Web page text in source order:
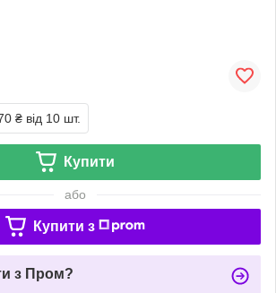
₴ від 10 шт.
Купити
або
Купити з
з Пром?